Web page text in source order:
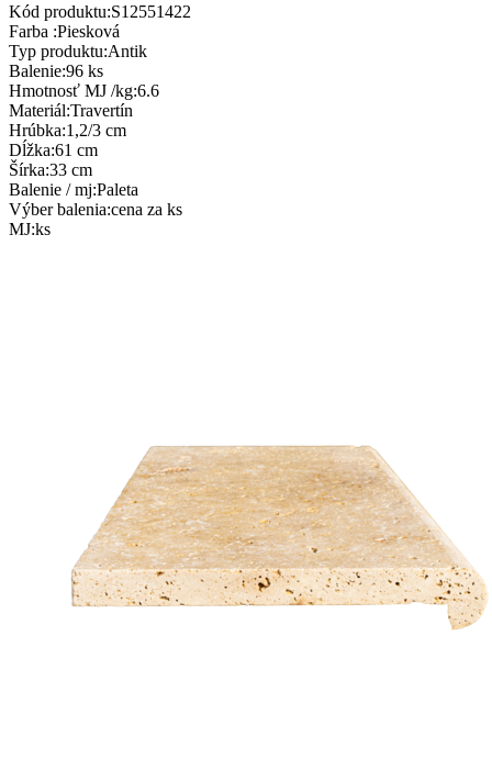
Kód produktu:S12551422
Farba :Piesková
Typ produktu:Antik
Balenie:96 ks
Hmotnosť MJ /kg:6.6
Materiál:Travertín
Hrúbka:1,2/3 cm
Dĺžka:61 cm
Šírka:33 cm
Balenie / mj:Paleta
Výber balenia:cena za ks
MJ:ks